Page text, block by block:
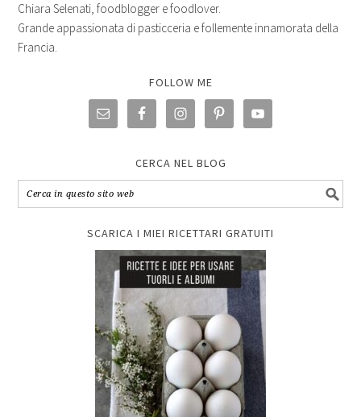
Chiara Selenati, foodblogger e foodlover.
Grande appassionata di pasticceria e follemente innamorata della
Francia.
FOLLOW ME
CERCA NEL BLOG
SCARICA I MIEI RICETTARI GRATUITI